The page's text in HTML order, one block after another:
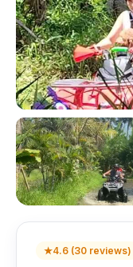
★4.6 (30 reviews)